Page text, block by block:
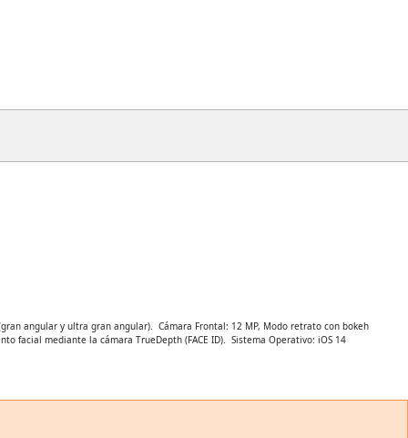
angular y ultra gran angular).  Cámara Frontal: 12 MP, Modo retrato con bokeh
facial mediante la cámara TrueDepth (FACE ID).  Sistema Operativo: iOS 14